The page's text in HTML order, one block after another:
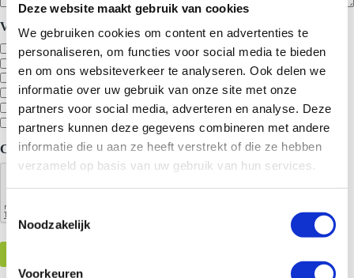
Deze website maakt gebruik van cookies
We gebruiken cookies om content en advertenties te
personaliseren, om functies voor social media te bieden
en om ons websiteverkeer te analyseren. Ook delen we
informatie over uw gebruik van onze site met onze
partners voor social media, adverteren en analyse. Deze
partners kunnen deze gegevens combineren met andere
informatie die u aan ze heeft verstrekt of die ze hebben
verzameld op basis van uw gebruik van hun services.
T
o
e
s
Noodzakelijk
Voorkeuren
Vertel me ook meer over:
Welkomstdrankjes
Thema aankleding
Eetbare logo’s
Rokende cocktails
‘Cocktails’-sign
CAPTCHA